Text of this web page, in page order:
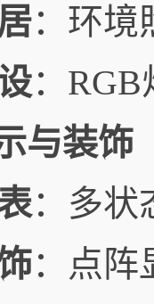
：环境
：RGB
与装饰
：多状
：点阵